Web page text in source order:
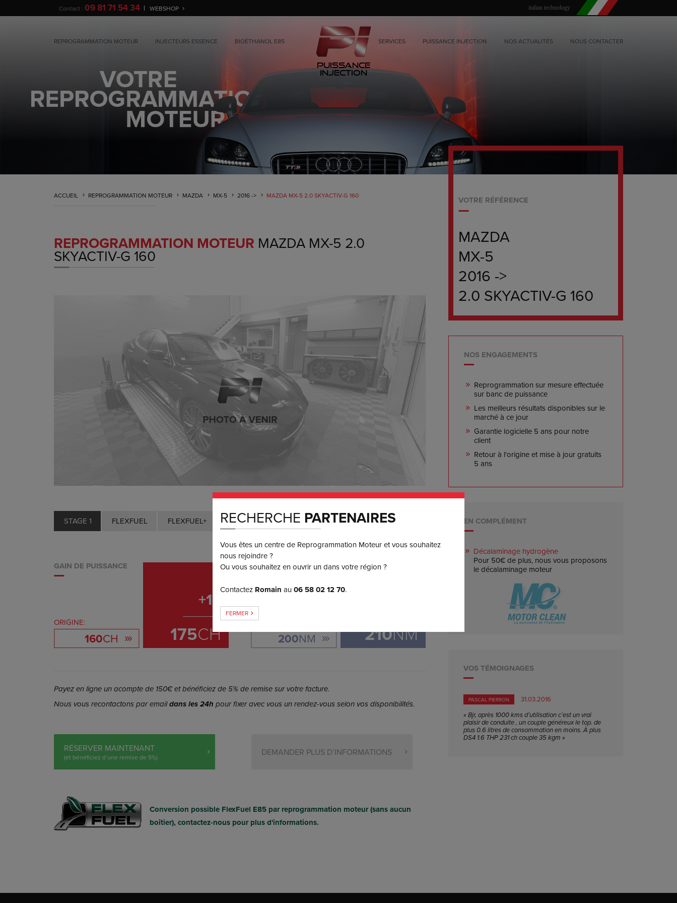
italian technology
Contact : 09 81 71 54 34 WEBSHOP
Puissance
Injection
REPROGRAMMATION MOTEUR INJECTEURS ESSENCE BIOÉTHANOL E85 SERVICES PUISSANCE INJECTION NOS ACTUALITÉS NOUS CONTACTER
ACCUEIL REPROGRAMMATION MOTEUR MAZDA MX-5 2016 -> MAZDA MX-5 2.0 SKYACTIV-G 160
REPROGRAMMATION MOTEUR MAZDA MX-5 2.0
SKYACTIV-G 160
STAGE 1 FLEXFUEL FLEXFUEL+ 3 ou 4x
SANS FRAIS 550
GAIN DE PUISSANCE
ORIGINE:
160CH
+15
175CH
GAIN DE COUPLE
ORIGINE:
200NM 210NM
Payez en ligne un acompte de 150€ et bénéficiez de 5% de remise sur votre facture.
Nous vous recontactons par emaildans les 24h pour fixer avec vous un rendez-vous selon vos disponibilités.
RÉSERVER MAINTENANT
(et bénéficiez d’une remise de 5%) DEMANDER PLUS D’INFORMATIONS
Conversion possible FlexFuel E85 par reprogrammation moteur (sans aucun
boîtier), contactez-nous pour plus d'informations.
VOTRE RÉFÉRENCE
MAZDA
MX-5
2016 ->
2.0 SKYACTIV-G 160
NOS ENGAGEMENTS
Reprogrammation sur mesure effectuée
sur banc de puissance
Les meilleurs résultats disponibles sur le
marché à ce jour
Garantie logicielle 5 ans pour notre
client
Retour à l'origine et mise à jour gratuits
5 ans
EN COMPLÉMENT
Décalaminage hydrogène
Pour 50€ de plus, nous vous proposons
le décalaminage moteur
VOS TÉMOIGNAGES
PASCAL PIERRON 31.03.2016
« Bjr, après 1000 kms d’utilisation c’est un vrai
plaisir de conduite , un couple généreux le top. de
plus 0.6 litres de consommation en moins. À plus
DS4 1.6 THP 231 ch couple 35 kgm »
RECHERCHE PARTENAIRES
Vous êtes un centre de Reprogrammation Moteur et vous souhaitez
nous rejoindre ?
Ou vous souhaitez en ouvrir un dans votre région ?
Contactez Romain au06 58 02 12 70.
FERMER